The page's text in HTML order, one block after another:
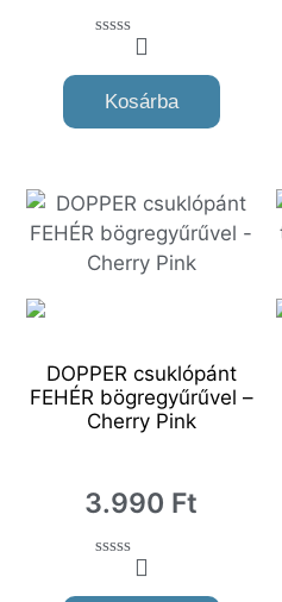
f
Kosárba
DOPPER csuklópánt
FEHÉR bögregyűrűvel –
Cherry Pink
3.990 Ft